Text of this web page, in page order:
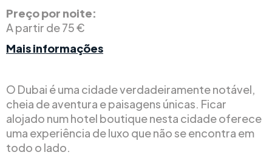
Preço por noite:
A partir de 75 €
Mais informações
O Dubai é uma cidade verdadeiramente notável,
cheia de aventura e paisagens únicas. Ficar
alojado num hotel boutique nesta cidade oferece
uma experiência de luxo que não se encontra em
todo o lado.